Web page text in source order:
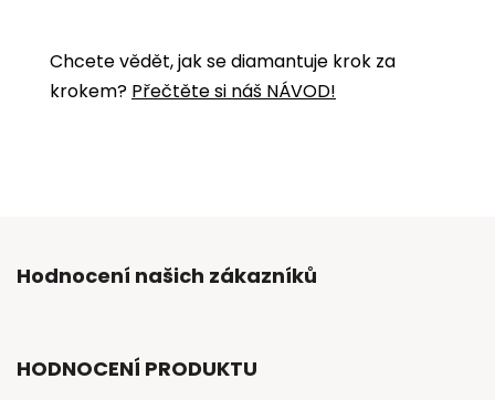
Chcete vědět, jak se diamantuje krok za
krokem? Přečtěte si náš NÁVOD!
Hodnocení našich zákazníků
HODNOCENÍ PRODUKTU